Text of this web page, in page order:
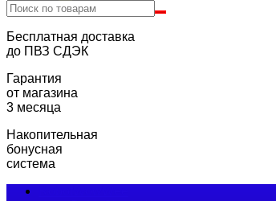
Бесплатная доставка
до ПВЗ СДЭК
Гарантия
от магазина
3 месяца
Накопительная
бонусная
система